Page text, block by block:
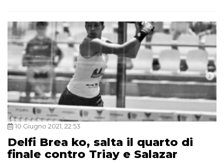
10 Giugno 2021, 22:53
Delfi Brea ko, salta il quarto di
finale contro Triay e Salazar